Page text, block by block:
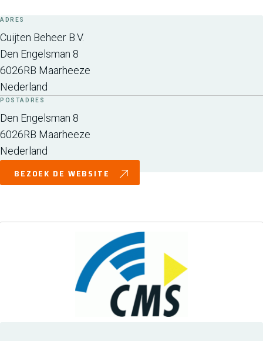
ADRES
Cuijten Beheer B.V.
Den Engelsman 8
6026RB Maarheeze
Nederland
POSTADRES
Den Engelsman 8
6026RB Maarheeze
Nederland
BEZOEK DE WEBSITE